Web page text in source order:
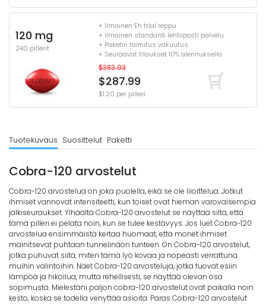
120 mg
240 pillerit
+ Ilmainen Eh trial reppu
+ Ilmainen standardi lentoposti palvelu
+ Paketin toimitus vakuutus
+ Seuraavat tilaukset 10% alennuksella
$383.03
$287.99
$1.20 per pilleri
Tuotekuvaus Suosittelut Paketti
Cobra-120 arvostelut
Cobra-120 arvostelua on joka puolella, eikä se ole liioittelua. Jotkut
ihmiset vannovat intensiteetti, kun toiset ovat hieman varovaisempia
jälkiseuraukset. Ylhäältä Cobra-120 arvostelut se näyttää siltä, että
tämä pilleri ei pelata noin, kun se tulee kestävyys. Jos luet Cobra-120
arvostelua ensimmäistä kertaa huomaat, että monet ihmiset
mainitsevat puhtaan tunnelinäön tunteen. On Cobra-120 arvostelut,
jotka puhuvat siitä, miten tämä lyö kovaa ja nopeasti verrattuna
muihin valintoihin. Näet Cobra-120 arvosteluja, jotka tuovat esiin
lämpöä ja hikoilua, mutta rehellisesti, se näyttää olevan osa
sopimusta. Mielestäni paljon cobra-120 arvostelut ovat paikalla noin
kesto, koska se todella venyttää asioita. Paras Cobra-120 arvostelut